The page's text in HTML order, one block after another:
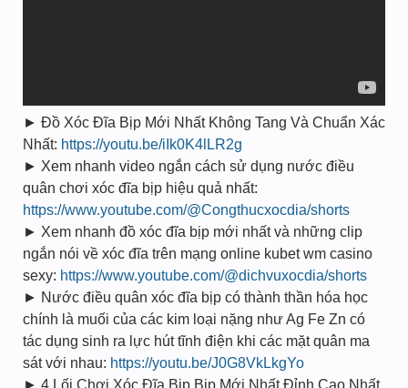
► Đồ Xóc Đĩa Bịp Mới Nhất Không Tang Và Chuẩn Xác
Nhất: https://youtu.be/iIk0K4lLR2g
► Xem nhanh video ngắn cách sử dụng nước điều
quân chơi xóc đĩa bịp hiệu quả nhất:
https://www.youtube.com/@Congthucxocdia/shorts
► Xem nhanh đồ xóc đĩa bịp mới nhất và những clip
ngắn nói về xóc đĩa trên mạng online kubet wm casino
sexy: https://www.youtube.com/@dichvuxocdia/shorts
► Nước điều quân xóc đĩa bịp có thành thần hóa học
chính là muối của các kim loại nặng như Ag Fe Zn có
tác dụng sinh ra lực hút tĩnh điện khi các mặt quân ma
sát với nhau: https://youtu.be/J0G8VkLkgYo
► 4 Lối Chơi Xóc Đĩa Bịp Bịp Mới Nhất Đỉnh Cao Nhất